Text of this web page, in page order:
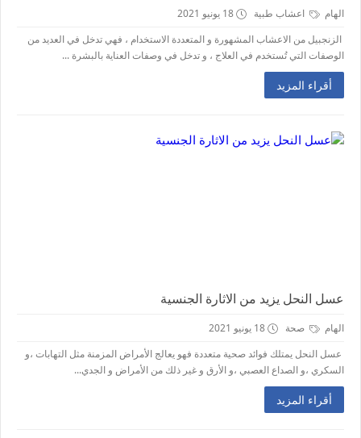
الهام اعشاب طبية
18 يونيو 2021
الزنجبيل من الاعشاب المشهورة و المتعددة الاستخدام ، فهي تدخل في العديد من
الوصفات التي تُستخدم في العلاج ، و تدخل في وصفات العناية بالبشرة ...
أقراء المزيد
عسل النحل يزيد من الاثارة الجنسية
الهام صحة
18 يونيو 2021
عسل النحل يمتلك فوائد صحية متعددة فهو يعالج الأمراض المزمنة مثل التهابات ،و
السكري ،و الصداع العصبي ،و الأرق و غير ذلك من الأمراض و الجدي...
أقراء المزيد